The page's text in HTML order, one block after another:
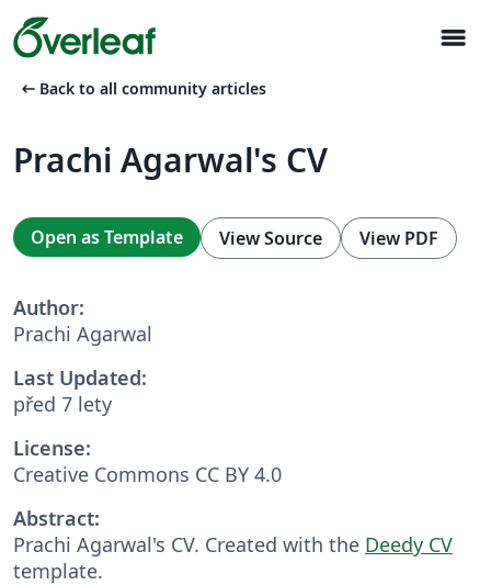
menu
arrow_left_alt Back to all community articles
Prachi Agarwal's CV
Open as Template View Source View PDF
Author:
Prachi Agarwal
Last Updated:
před 7 lety
License:
Creative Commons CC BY 4.0
Abstract:
Prachi Agarwal's CV. Created with the Deedy CV
template.